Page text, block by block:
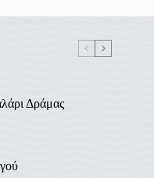
Δράμας